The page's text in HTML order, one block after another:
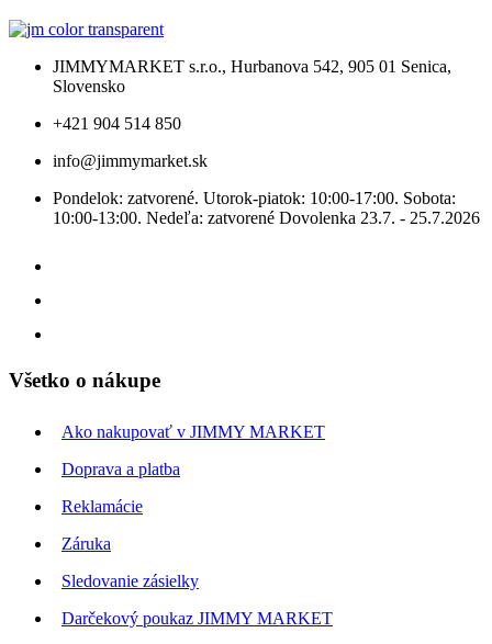
JIMMYMARKET s.r.o., Hurbanova 542, 905 01 Senica,
Slovensko
+421 904 514 850
info@jimmymarket.sk
Pondelok: zatvorené. Utorok-piatok: 10:00-17:00. Sobota:
10:00-13:00. Nedeľa: zatvorené Dovolenka 23.7. - 25.7.2026
Všetko o nákupe
Ako nakupovať v JIMMY MARKET
Doprava a platba
Reklamácie
Záruka
Sledovanie zásielky
Darčekový poukaz JIMMY MARKET